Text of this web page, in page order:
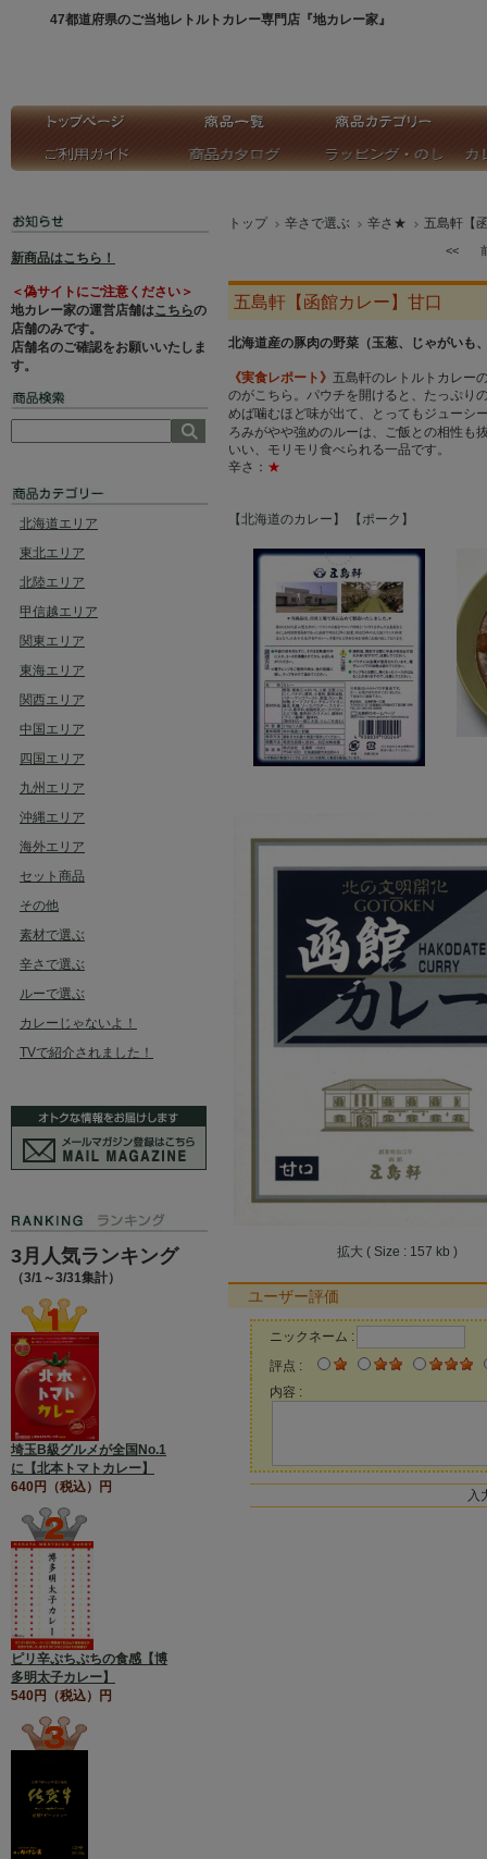
47都道府県のご当地レトルトカレー専門店『地カレー家』
新商品はこちら！
＜偽サイトにご注意ください＞
地カレー家の運営店舗はこちらの
店舗のみです。
店舗名のご確認をお願いいたしま
す。
北海道エリア
東北エリア
北陸エリア
甲信越エリア
関東エリア
東海エリア
関西エリア
中国エリア
四国エリア
九州エリア
沖縄エリア
海外エリア
セット商品
その他
素材で選ぶ
辛さで選ぶ
ルーで選ぶ
カレーじゃないよ！
TVで紹介されました！
3月人気ランキング
（3/1～3/31集計）
埼玉B級グルメが全国No.1
に【北本トマトカレー】
640円（税込）円
ピリ辛ぷちぷちの食感【博
多明太子カレー】
540円（税込）円
トップ 辛さで選ぶ 辛さ★ 五島軒【
<<
五島軒【函館カレー】甘口
北海道産の豚肉の野菜（玉葱、じゃがいも
《実食レポート》 五島軒のレトルトカレー
のがこちら。パウチを開けると、たっぷり
めば噛むほど味が出て、とってもジューシ
ろみがやや強めのルーは、ご飯との相性も
いい、モリモリ食べられる一品です。
辛さ： ★
【北海道のカレー】 【ポーク】
拡大 ( Size : 157 kb )
ユーザー評価
ニックネーム :
評点 :
内容 :
入